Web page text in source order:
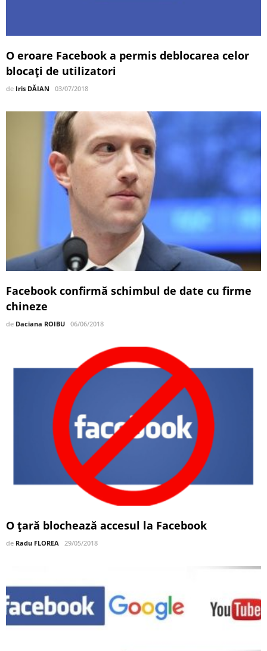
O eroare Facebook a permis deblocarea celor
blocați de utilizatori
de Iris DĂIAN 03/07/2018
Facebook confirmă schimbul de date cu firme
chineze
de Daciana ROIBU 06/06/2018
O ţară blochează accesul la Facebook
de Radu FLOREA 29/05/2018